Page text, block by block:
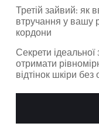
Третій зайвий: як
втручання у вашу
кордони
Секрети ідеальної
отримати
відтінок шкіри без